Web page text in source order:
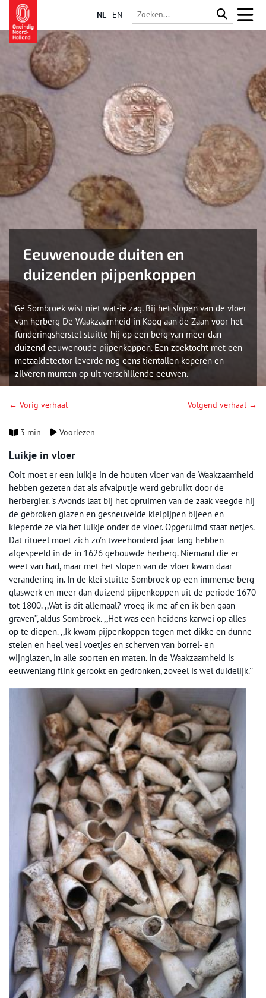
NL EN
Eeuwenoude duiten en
duizenden pijpenkoppen
Gé Sombroek wist niet wat-ie zag. Bij het slopen van de vloer
van herberg De Waakzaamheid in Koog aan de Zaan voor het
funderingsherstel stuitte hij op een berg van meer dan
duizend eeuwenoude pijpenkoppen. Een zoektocht met een
metaaldetector leverde nog eens tientallen koperen en
zilveren munten op uit verschillende eeuwen.
← Vorig verhaal Volgend verhaal →
3 min Voorlezen
Luikje in vloer
Ooit moet er een luikje in de houten vloer van de Waakzaamheid
hebben gezeten dat als afvalputje werd gebruikt door de
herbergier. ’s Avonds laat bij het opruimen van de zaak veegde hij
de gebroken glazen en gesneuvelde kleipijpen bijeen en
kieperde ze via het luikje onder de vloer. Opgeruimd staat netjes.
Dat ritueel moet zich zo’n tweehonderd jaar lang hebben
afgespeeld in de in 1626 gebouwde herberg. Niemand die er
weet van had, maar met het slopen van de vloer kwam daar
verandering in. In de klei stuitte Sombroek op een immense berg
glaswerk en meer dan duizend pijpenkoppen uit de periode 1670
tot 1800. ,,Wat is dit allemaal? vroeg ik me af en ik ben gaan
graven’’, aldus Sombroek. ,,Het was een heidens karwei op alles
op te diepen. ,,Ik kwam pijpenkoppen tegen met dikke en dunne
stelen en heel veel voetjes en scherven van borrel- en
wijnglazen, in alle soorten en maten. In de Waakzaamheid is
eeuwenlang flink gerookt en gedronken, zoveel is wel duidelijk.’’